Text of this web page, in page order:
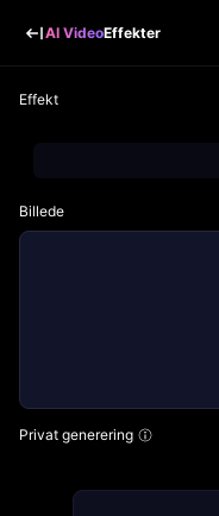
AI VideoEffekter
Effekt
Billede
Privat generering